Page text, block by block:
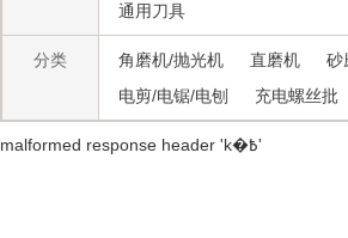
通用刀具
分类 角磨机/抛光机 直磨机 砂
电剪/电锯/电刨
充电螺丝批
malformed response header ' k�߿'